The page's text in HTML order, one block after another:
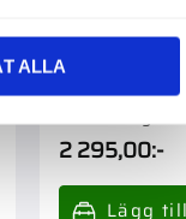
ALLALuftfilter Yttre
Garanti 1 år. Köpa
Förpackad om 1 st.
2 295,00:-